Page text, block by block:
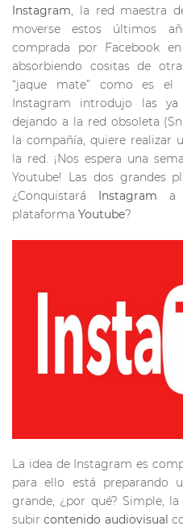
Instagram, la red maestra
moverse estos últimos
comprada por Facebook
absorbiendo cositas de
“jaque mate” como es
Instagram introdujo las
dejando a la red obsoleta
la compañía, quiere realizar
la red. ¡Nos espera una
Youtube! Las dos grandes
¿Conquistará
Instagram a
plataforma Youtube?
La idea de Instagram es
para ello está preparando
grande, ¿por qué? Simple, la
subircontenido audiovisual